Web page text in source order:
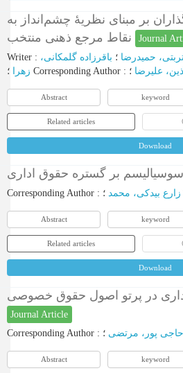
بر مبنای نظریۀ چشم‌انداز به
Journal
Writer : حمیدرضا ؛ باقرزاده گلمکانی،
زهرا Corresponding Author : علیرضا ؛
Abstract keyword
Related articles
Download
Corresponding Author : زارع بیدکی، محمد
Abstract keyword
Related articles
Download
اداری در پرتو اصول حقوق خصوصی
Journal Article
Corresponding Author : حاجی پور، مرتضی
Abstract keyword